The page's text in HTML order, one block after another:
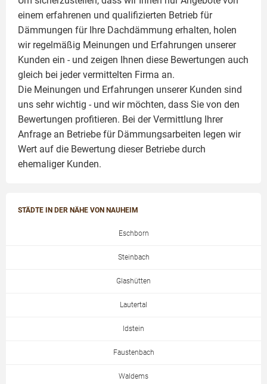
einem erfahrenen und qualifizierten Betrieb für
Dämmungen für Ihre Dachdämmung erhalten, holen
wir regelmäßig Meinungen und Erfahrungen unserer
Kunden ein - und zeigen Ihnen diese Bewertungen auch
gleich bei jeder vermittelten Firma an.
Die Meinungen und Erfahrungen unserer Kunden sind
uns sehr wichtig - und wir möchten, dass Sie von den
Bewertungen profitieren. Bei der Vermittlung Ihrer
Anfrage an Betriebe für Dämmungsarbeiten legen wir
Wert auf die Bewertung dieser Betriebe durch
ehemaliger Kunden.
STÄDTE IN DER NÄHE VON NAUHEIM
Eschborn
Steinbach
Glashütten
Lautertal
Idstein
Faustenbach
Waldems